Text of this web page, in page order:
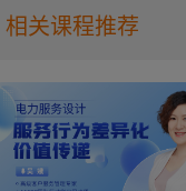
相关课程推荐